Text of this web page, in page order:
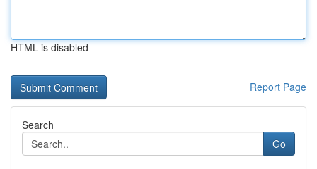
HTML is disabled
Report Page
Search
Go